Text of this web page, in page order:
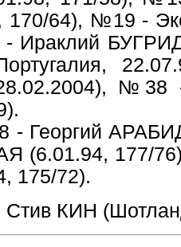
170/64), №19 -
Ираклий
№38
- Георгий
(6.01.94, 177/
175/72).
Стив КИН